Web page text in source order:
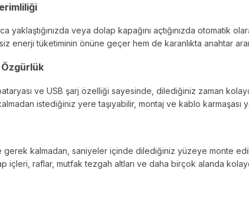
yaklaştığınızda veya dolap kapağını açtığınızda otomatik
enerji tüketiminin önüne geçer hem de karanlıkta anahtar
Özgürlük
ve USB şarj özelliği sayesinde, dilediğiniz zaman
istediğiniz yere taşıyabilir, montaj ve kablo karmaşası
kalmadan, saniyeler içinde dilediğiniz yüzeye monte
içleri, raflar, mutfak tezgah altları ve daha birçok alanda